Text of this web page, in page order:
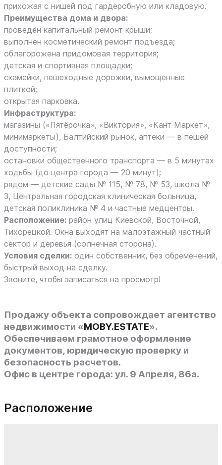
прихожая с нишей под гардеробную или кладовую.
Преимущества дома и двора:
проведён капитальный ремонт крыши;
выполнен косметический ремонт подъезда;
облагорожена придомовая территория;
детская и спортивная площадки;
скамейки, пешеходные дорожки, вымощенные
плиткой;
открытая парковка.
Инфраструктура:
магазины («Пятёрочка», «Виктория», «Кант Маркет»,
минимаркеты), Балтийский рынок, аптеки — в пешей
доступности;
остановки общественного транспорта — в 5 минутах
ходьбы (до центра города — 20 минут);
рядом — детские сады № 115, № 78, № 53, школа №
3, Центральная городская клиническая больница,
детская поликлиника № 4 и частные медцентры.
Расположение: район улиц Киевской, Восточной,
Тихорецкой. Окна выходят на малоэтажный частный
сектор и деревья (солнечная сторона).
Условия сделки: один собственник, без обременений,
быстрый выход на сделку.
Звоните, чтобы записаться на просмотр!
Продажу объекта сопровождает агентство
недвижимости «MOBY.ESTATE».
Обеспечиваем грамотное оформление
документов, юридическую проверку и
безопасность расчетов.
Офис в центре города: ул. 9 Апреля, 86а.
Расположение